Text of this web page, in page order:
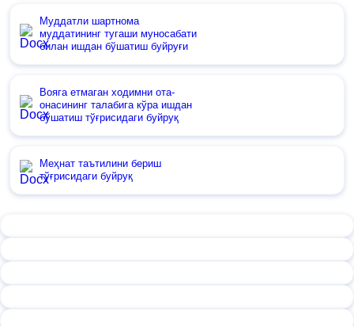
Муддатли шартнома
муддатининг тугаши муносабати
билан ишдан бўшатиш буйруғи
Вояга етмаган ходимни ота-
онасининг талабига кўра ишдан
бўшатиш тўғрисидаги буйруқ
Меҳнат таътилини бериш
тўғрисидаги буйруқ